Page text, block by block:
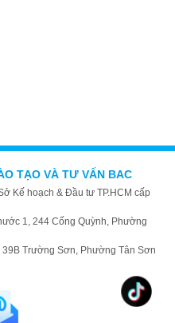
TẠO VÀ TƯ VẤN BAC
Kế hoạch & Đầu tư TP.HCM cấp
1, 244 Cống Quỳnh, Phường
39B Trường Sơn, Phường Tân Sơn